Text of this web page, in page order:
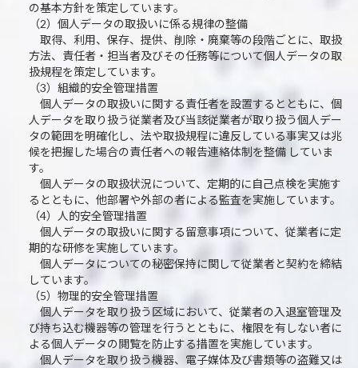
の基本方針を策定しています。
（2）個人データの取扱いに係る規律の整備
取得、利用、保存、提供、削除・廃棄等の段階ごとに、取扱
方法、責任者・担当者及びその任務等について個人データの取
扱規程を策定しています。
（3）組織的安全管理措置
個人データの取扱いに関する責任者を設置するとともに、個
人データを取り扱う従業者及び当該従業者が取り扱う個人デー
タの範囲を明確化し、法や取扱規程に違反している事実又は兆
候を把握した場合の責任者への報告連絡体制を整備 していま
す。
個人データの取扱状況について、定期的に自己点検を実施す
るとともに、他部署や外部の者による監査を実施しています。
（4）人的安全管理措置
個人データの取扱いに関する留意事項について、従業者に定
期的な研修を実施しています。
個人データについての秘密保持に関して従業者と契約を締結
しています。
（5）物理的安全管理措置
個人データを取り扱う区域において、従業者の入退室管理及
び持ち込む機器等の管理を行うとともに、権限を有しない者に
よる個人データの閲覧を防止する措置を実施しています。
個人データを取り扱う機器、電子媒体及び書類等の盗難又は